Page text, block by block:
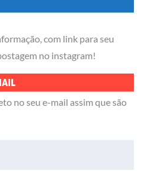
com link para seu
no instagram!
no seu e-mail assim que são